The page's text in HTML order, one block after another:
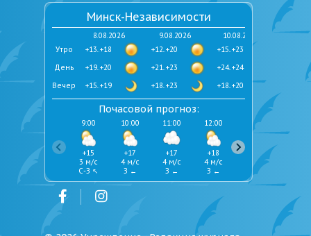
Минск-Независимости
8.08.2026
+13..+18
+19..+20
+15..+19
9.08.2026
+12..+20
+21..+23
+18..+23
10.08.2026
+15..+23
+24..+24
+18..+20
Вечер
День
Утро
Почасовой прогноз:
9:00
+15
3 м/с
С-З ↖
10:00
+17
4 м/с
З ←
11:00
+17
4 м/с
З ←
12:00
+18
4 м/с
З ←
13:00
4 м/с
З ←